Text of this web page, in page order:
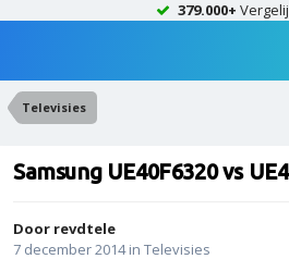
379.000+
Televisies
Samsung UE40F6320 vs
Door revdtele
7 december 2014in Televisies